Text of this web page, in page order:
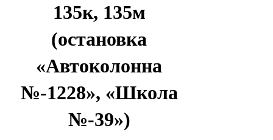
135к, 135м
(остановка
«Автоколонна
№-1228», «Школа
№-39»)